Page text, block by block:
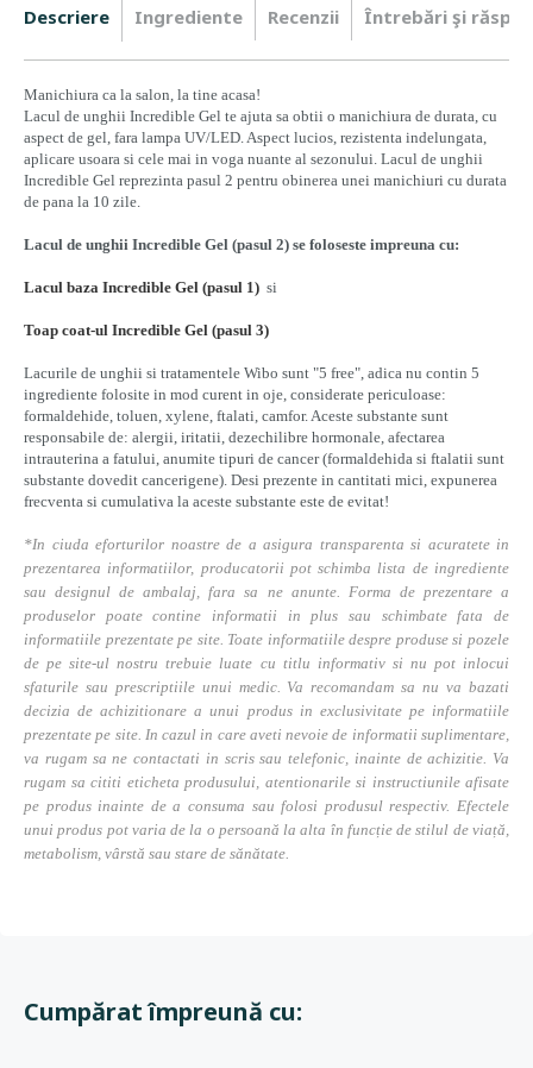
Descriere Ingrediente Recenzii Întrebări şi
Manichiura ca la salon, la tine acasa!
Lacul de unghii Incredible Gel te ajuta sa obtii o manichiura de durata, cu
aspect de gel, fara lampa UV/LED. Aspect lucios, rezistenta indelungata,
aplicare usoara si cele mai in voga nuante al sezonului. Lacul de unghii
Incredible Gel reprezinta pasul 2 pentru obinerea unei manichiuri cu durata
de pana la 10 zile.
Lacul de unghii Incredible Gel (pasul 2) se foloseste impreuna cu:
Lacul baza Incredible Gel (pasul 1) si
Toap coat-ul Incredible Gel (pasul 3)
Lacurile de unghii si tratamentele Wibo sunt "5 free", adica nu contin 5
ingrediente folosite in mod curent in oje, considerate periculoase:
formaldehide, toluen, xylene, ftalati, camfor. Aceste substante sunt
responsabile de: alergii, iritatii, dezechilibre hormonale, afectarea
intrauterina a fatului, anumite tipuri de cancer (formaldehida si ftalatii sunt
substante dovedit cancerigene). Desi prezente in cantitati mici, expunerea
frecventa si cumulativa la aceste substante este de evitat!
*In ciuda eforturilor noastre de a asigura transparenta si acuratete in
prezentarea informatiilor, producatorii pot schimba lista de ingrediente
sau designul de ambalaj, fara sa ne anunte. Forma de prezentare a
produselor poate contine informatii in plus sau schimbate fata de
informatiile prezentate pe site. Toate informatiile despre produse si pozele
de pe site-ul nostru trebuie luate cu titlu informativ si nu pot inlocui
sfaturile sau prescriptiile unui medic. Va recomandam sa nu va bazati
decizia de achizitionare a unui produs in exclusivitate pe informatiile
prezentate pe site. In cazul in care aveti nevoie de informatii suplimentare,
va rugam sa ne contactati in scris sau telefonic, inainte de achizitie. Va
rugam sa cititi eticheta produsului, atentionarile si instructiunile afisate
pe produs inainte de a consuma sau folosi produsul respectiv. Efectele
unui produs pot varia de la o persoană la alta în funcție de stilul de viață,
metabolism, vârstă sau stare de sănătate.
Cumpărat împreună cu: